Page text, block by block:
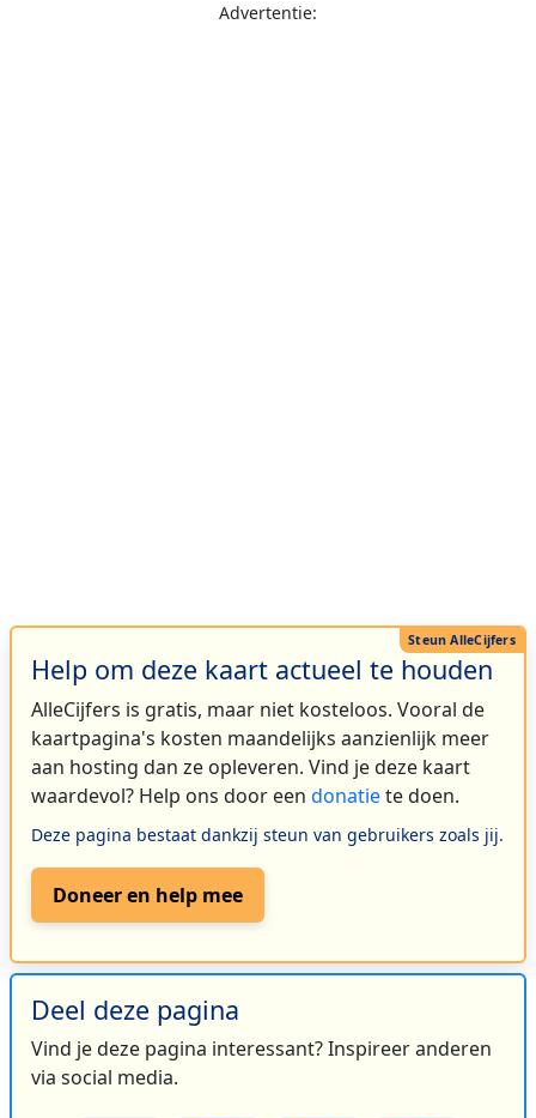
Advertentie:
Help om deze kaart actueel te houden
AlleCijfers is gratis, maar niet kosteloos. Vooral de
kaartpagina's kosten maandelijks aanzienlijk meer
aan hosting dan ze opleveren. Vind je deze kaart
waardevol? Help ons door een donatiete doen.
Deze pagina bestaat dankzij steun van gebruikers zoals jij.
Doneer en help mee
Deel deze pagina
Vind je deze pagina interessant? Inspireer anderen
via social media.